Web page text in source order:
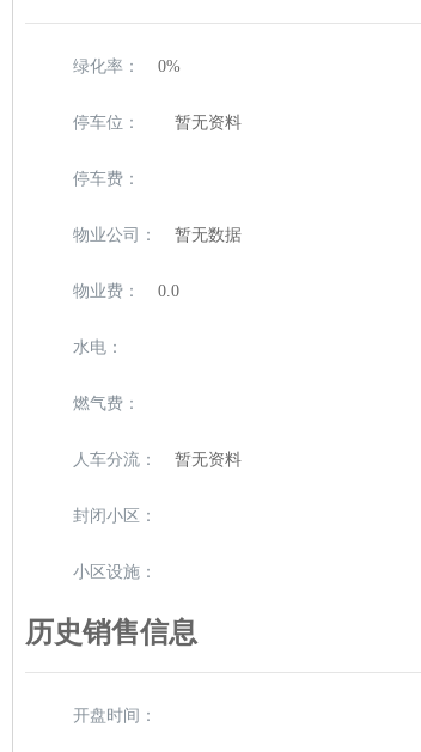
绿化率： 0%
停车位： 暂无资料
停车费：
物业公司： 暂无数据
物业费： 0.0
水电：
燃气费：
人车分流： 暂无资料
封闭小区：
小区设施：
历史销售信息
开盘时间：